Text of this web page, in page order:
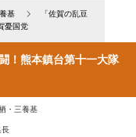
基
「佐賀の乱豆
憂国党
！熊本鎮台第十一大隊
・三養基
長